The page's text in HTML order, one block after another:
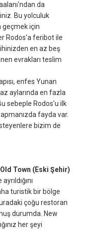
da
Bu yolculuk
geçmek için
Rodos'a feribot ile
en az beş
evrakları teslim
enfes Yunan
aylarında en fazla
sebeple Rodos'u ilk
fayda var.
bizim de
Old Town (Eski Şehir)
turistik bir bölge
çoğu restoran
durumda. New
her şeyi